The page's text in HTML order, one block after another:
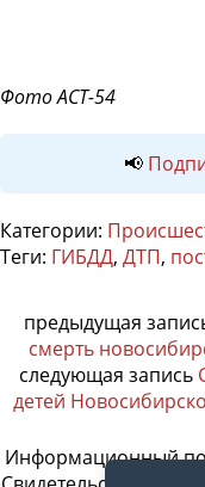
Фото АСТ-54
📢
Категории:
Теги: ГИБДД, ДТП,
предыдущая
смерть
следующая запись
детей
Информационный